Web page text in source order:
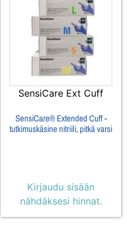
SensiCare Ext Cuff
SensiCare® Extended Cuff -
tutkimuskäsine nitriili, pitkä varsi
Kirjaudu sisään
nähdäksesi hinnat.